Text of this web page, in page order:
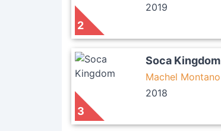
2
2019
3
Soca Kingdom
Machel Montano
2018